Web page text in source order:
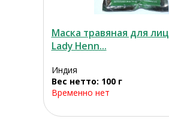
Маска травяная для
Lady Henn...
Индия
Вес нетто: 100 г
Временно нет